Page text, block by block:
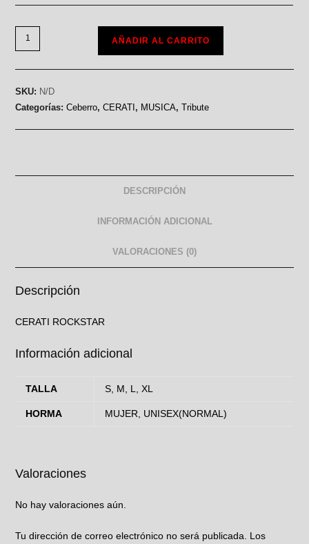
AÑADIR AL CARRITO
SKU: N/D
Categorías:Ceberro,CERATI, MUSICA,Tribute
DESCRIPCIÓN
INFORMACIÓN ADICIONAL
VALORACIONES (0)
Descripción
CERATI ROCKSTAR
Información adicional
TALLA S, M, L, XL
HORMA MUJER, UNISEX(NORMAL)
Valoraciones
No hay valoraciones aún.
Tu dirección de correo electrónico no será publicada. Los